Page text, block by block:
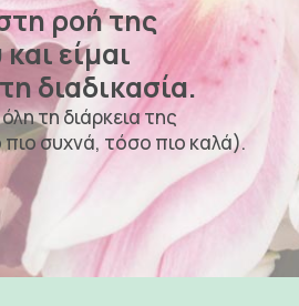
ροή της
είμαι
διαδικασία.
τη διάρκεια της
συχνά, τόσο πιο καλά).